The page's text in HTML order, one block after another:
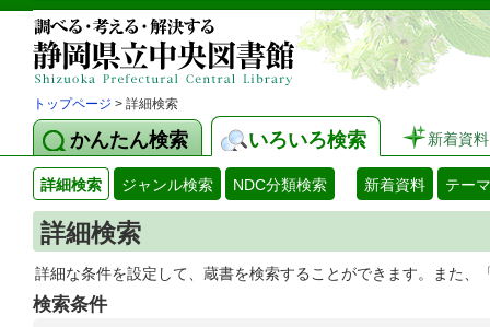
トップページ > 詳細検索
かんたん検索 いろいろ検索 新着資料
詳細検索 ジャンル検索 NDC分類検索 新着資料 テー
詳細検索
詳細な条件を設定して、蔵書を検索することができます。また
検索条件